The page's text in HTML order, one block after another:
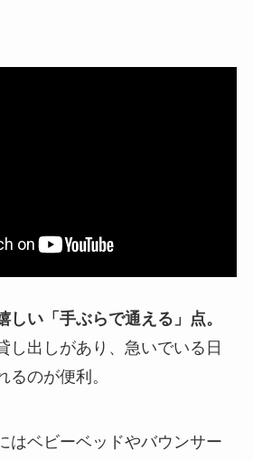
しい「手ぶらで通える」点。
し出しがあり、急いでいる日
るのが便利。
はベビーベッドやバウンサー